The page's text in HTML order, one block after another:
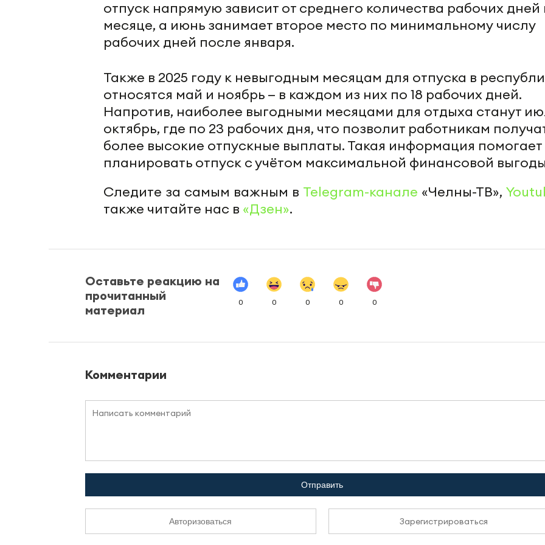
отпуск напрямую зависит от среднего количества рабочих дней
месяце, а июнь занимает второе место по минимальному числу
рабочих дней после января.
Также в 2025 году к невыгодным месяцам для отпуска в
относятся май и ноябрь — в каждом из них по 18 рабочих дней.
Напротив, наиболее выгодными месяцами для отдыха станут
октябрь, где по 23 рабочих дня, что позволит работникам
более высокие отпускные выплаты. Такая информация помогает
планировать отпуск с учётом максимальной финансовой
Следите за самым важным в Telegram-канале «Челны-ТВ»,
также читайте нас в «Дзен».
Оставьте реакцию на
прочитанный
материал
0 0 0 0 0
Комментарии
Отправить
Авторизоваться Зарегистрироваться